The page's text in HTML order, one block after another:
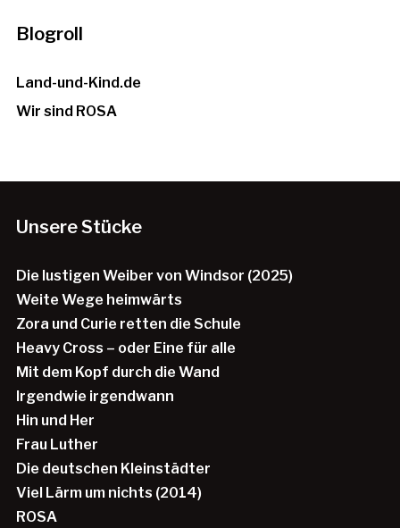
Blogroll
Land-und-Kind.de
Wir sind ROSA
Unsere Stücke
Die lustigen Weiber von Windsor (2025)
Weite Wege heimwärts
Zora und Curie retten die Schule
Heavy Cross – oder Eine für alle
Mit dem Kopf durch die Wand
Irgendwie irgendwann
Hin und Her
Frau Luther
Die deutschen Kleinstädter
Viel Lärm um nichts (2014)
ROSA